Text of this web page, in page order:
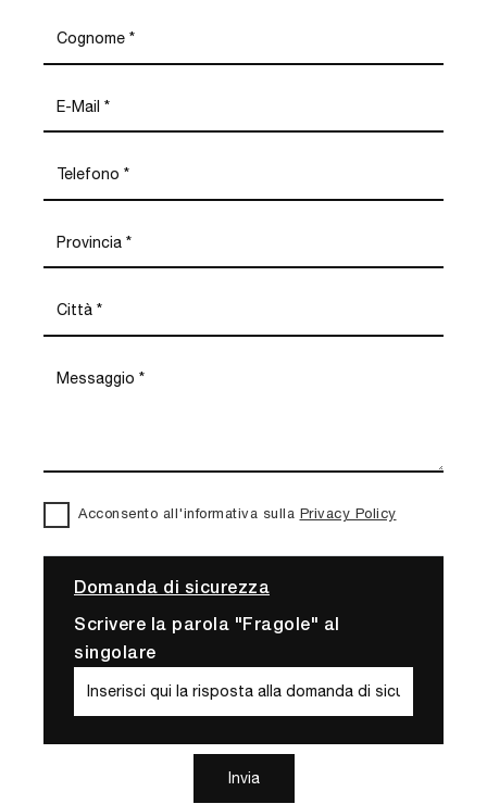
Acconsento all'informativa sulla Privacy Policy
Domanda di sicurezza
Scrivere la parola "Fragole" al
singolare
Invia